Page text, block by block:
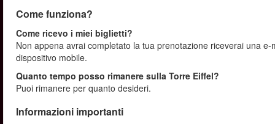
Come funziona?
Come ricevo i miei biglietti?
Non appena avrai completato la tua prenotazione riceverai una
dispositivo mobile.
Quanto tempo posso rimanere sulla Torre Eiffel?
Puoi rimanere per quanto desideri.
Informazioni importanti